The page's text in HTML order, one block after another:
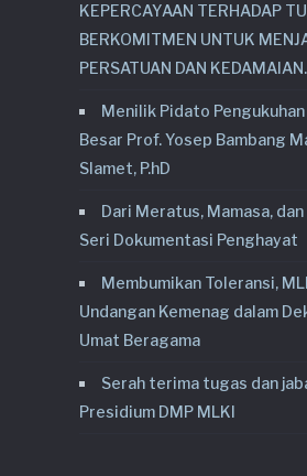
KEPERCAYAAN TERHADAP
BERKOMITMEN UNTUK
PERSATUAN DAN KEDAMAIAN.
Menilik Pidato Pengukuhan
Besar Prof. Yosep Bambang
Slamet, P.hD
Dari Meratus, Mamasa,
Seri Dokumentasi Penghayat
Membumikan Toleransi,
Undangan Kemenag dalam
Umat Beragama
Serah terima tugas dan
Presidium DMP MLKI